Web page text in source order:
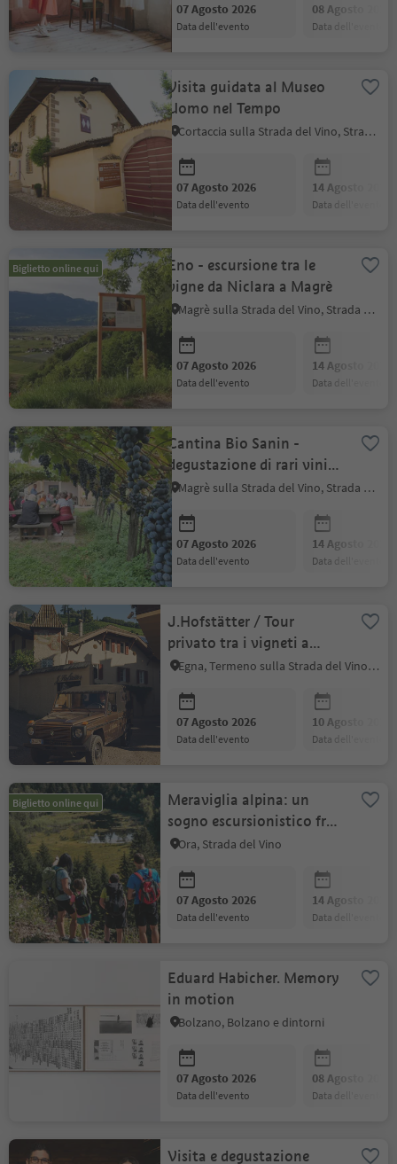
07 Agosto 2026
data dell'evento
08 Agosto 2026
data dell'evento
Visita guidata al Museo
Uomo nel Tempo
Cortaccia sulla Strada del Vino, Strada del Vino
07 Agosto 2026
data dell'evento
14 Agosto 2026
data dell'evento
Biglietto online qui
Eno - escursione tra le
vigne da Niclara a Magrè
Magrè sulla Strada del Vino, Strada del Vino
07 Agosto 2026
data dell'evento
14 Agosto 2026
data dell'evento
Cantina Bio Sanin -
degustazione di rari vini
naturali e prodotti
esclusivi
Magrè sulla Strada del Vino, Strada del Vino
07 Agosto 2026
data dell'evento
14 Agosto 2026
data dell'evento
J.Hofstätter / Tour
privato tra i vigneti a
bordo di uno storico
Egna, Termeno sulla Strada del Vino, Strada del Vino
07 Agosto 2026
data dell'evento
10 Agosto 2026
data dell'evento
Biglietto online qui
Meraviglia alpina: un
sogno escursionistico fra
le montagne
Ora, Strada del Vino
07 Agosto 2026
data dell'evento
14 Agosto 2026
data dell'evento
Eduard Habicher. Memory
in motion
Bolzano, Bolzano e dintorni
07 Agosto 2026
data dell'evento
08 Agosto 2026
data dell'evento
Visita e degustazione